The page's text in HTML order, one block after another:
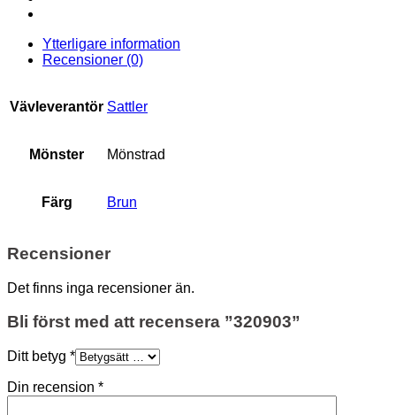
Ytterligare information
Recensioner (0)
Vävleverantör Sattler
Mönster Mönstrad
Färg Brun
Recensioner
Det finns inga recensioner än.
Bli först med att recensera ”320903”
Ditt betyg *
Din recension *